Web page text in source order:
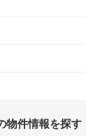
物件情報を探す